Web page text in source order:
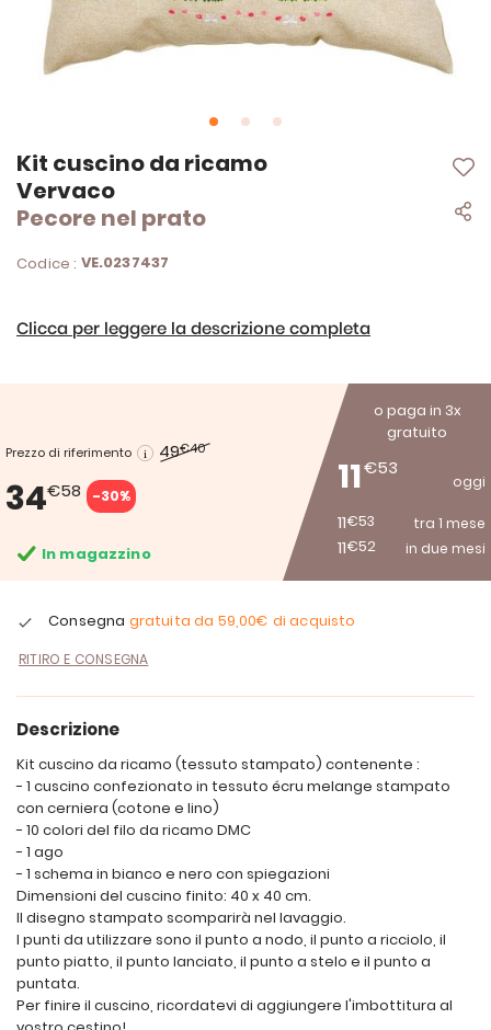
Kit cuscino da ricamo
Vervaco
Pecore nel prato
Codice : VE.0237437
Clicca per leggere la descrizione completa
Prezzo di riferimento 49€40
34€58 -30%
o paga in 3x
gratuito
11€53
oggi
11€53 tra 1 mese
11€52 in due mesi
In magazzino
Consegna gratuita da 59,00€ di acquisto
RITIRO E CONSEGNA
Vai
all'inizio
della
galleria
immagini
Descrizione
Kit cuscino da ricamo (tessuto stampato) contenente :
- 1 cuscino confezionato in tessuto écru melange stampato
con cerniera (cotone e lino)
- 10 colori del filo da ricamo DMC
- 1 ago
- 1 schema in bianco e nero con spiegazioni
Dimensioni del cuscino finito: 40 x 40 cm.
Il disegno stampato scomparirà nel lavaggio.
I punti da utilizzare sono il punto a nodo, il punto a ricciolo, il
punto piatto, il punto lanciato, il punto a stelo e il punto a
puntata.
Per finire il cuscino, ricordatevi di aggiungere l'imbottitura al